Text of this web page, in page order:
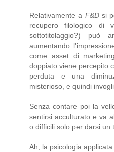
Relativamente a F&Dsi
recupero filologico di
sottotitolaggio?) può
aumentando
come asset di
doppiato viene percepito
perduta e una
misterioso, e quindi
Senza contare poi la
sentirsi acculturato e va
o difficili solo per darsi un
Ah, la psicologia